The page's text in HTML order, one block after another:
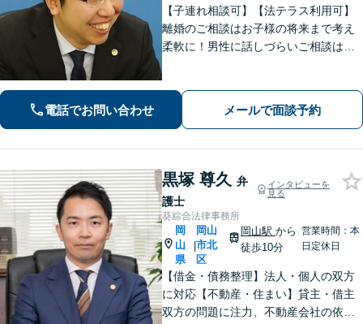
【子連れ相談可】【法テラス利用可】
離婚のご相談はお子様の将来まで考え
柔軟に！男性に話しづらいご相談は女
と連携してきめ細やかに対応【注力分
野初回相談無料】【WEB面談可】
電話でお問い合わせ メールで面談予約
黒塚 尊久 弁
護士
インタビューを
見る
葵綜合法律事務所
岡
山
県
|
岡山
市北
区
岡山駅 から
徒歩10分
営業時間：本
日定休日
【借金・債務整理】法人・個人の双方
に対応【不動産・住まい】貸主・借主
双方の問題に注力、不動産会社の依頼